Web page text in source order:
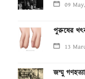
09
পুরুষের
13
জম্মু